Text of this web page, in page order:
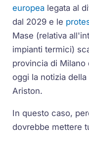
europea legata al
dal 2029 e le
Mase (relativa
impianti termici)
provincia di Milano
oggi la notizia
Ariston.
In questo caso,
dovrebbe mettere